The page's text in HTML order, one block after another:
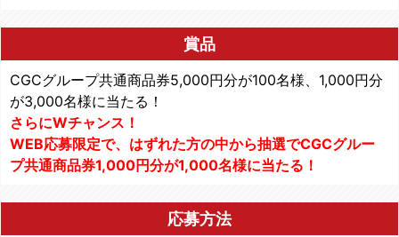
賞品
CGCグループ共通商品券5,000円分が100名様、1,000円分
が3,000名様に当たる！
さらにWチャンス！
WEB応募限定で、はずれた方の中から抽選でCGCグルー
プ共通商品券1,000円分が1,000名様に当たる！
応募方法